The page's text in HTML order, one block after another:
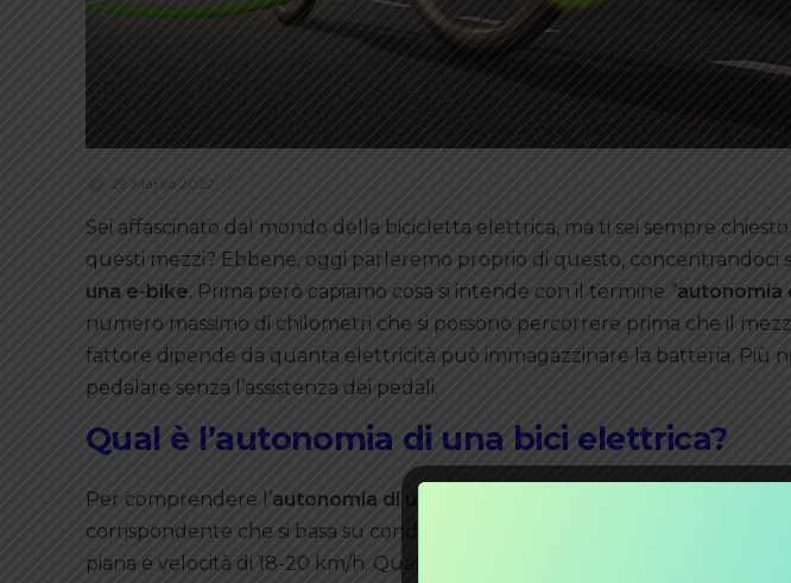
29 Marzo 2022
Sei affascinato dal mondo della bicicletta elettrica, ma ti sei sempre
questi mezzi? Ebbene, oggi parleremo proprio di questo, concentrandoci
una e-bike. Prima però capiamo cosa si intende con il termine “autonomia
numero massimo di chilometri che si possono percorrere prima che il
fattore dipende da quanta elettricità può immagazzinare la batteria. Più
pedalare senza l’assistenza dei pedali.
Qual è l’autonomia di una bici elettrica?
Per comprendere l’autonomia di una e-bike
corrispondente che si basa su condizioni, anche meteo, favorevoli.
piana e velocità di 18-20 km/h. Qualora una di queste venisse a mancare,